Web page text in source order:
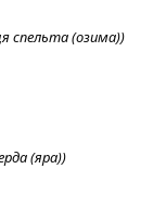
спельта (озима))
(яра))